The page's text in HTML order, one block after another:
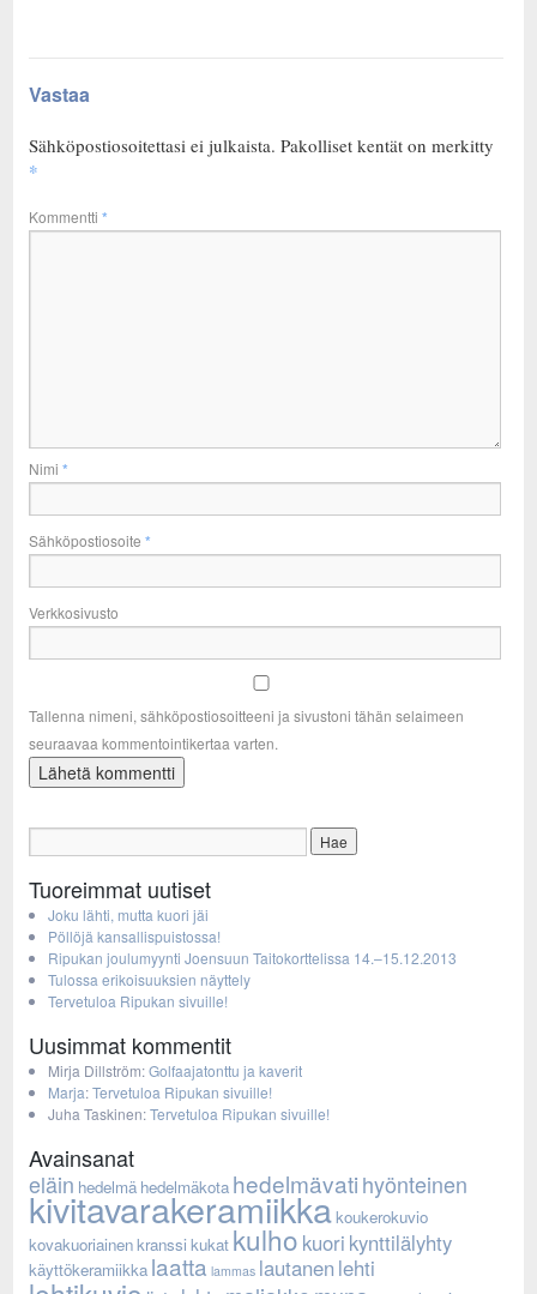
Vastaa
Sähköpostiosoitettasi ei julkaista. Pakolliset kentät on merkitty
*
Kommentti *
Nimi *
Sähköpostiosoite *
Verkkosivusto
Tallenna nimeni, sähköpostiosoitteeni ja sivustoni tähän selaimeen
seuraavaa kommentointikertaa varten.
Tuoreimmat uutiset
Joku lähti, mutta kuori jäi
Pöllöjä kansallispuistossa!
Ripukan joulumyynti Joensuun Taitokorttelissa 14.–15.12.2013
Tulossa erikoisuuksien näyttely
Tervetuloa Ripukan sivuille!
Uusimmat kommentit
Mirja Dillström:Golfaajatonttu ja kaverit
Marja:Tervetuloa Ripukan sivuille!
Juha Taskinen:Tervetuloa Ripukan sivuille!
Avainsanat
eläin hedelmä hedelmäkota hedelmävatihyönteinen
kivitavarakeramiikkakoukerokuvio
kovakuoriainenkranssi kukat kulho kuori kynttilälyhty
käyttökeramiikka laatta lammas lautanen lehti